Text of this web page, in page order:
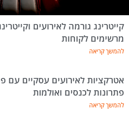
קייטרינג גורמה לאירועים
מרשימים לקוחות
להמשך קריאה
אטרקציות לאירועים עסקיים עם
פתרונות לכנסים ואולמות
להמשך קריאה